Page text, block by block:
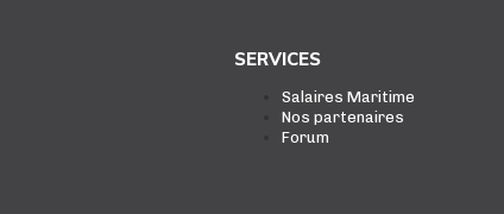
SERVICES
Salaires Maritime
Nos partenaires
Forum